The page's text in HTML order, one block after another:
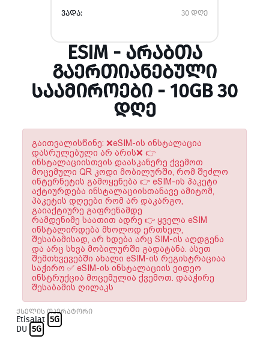
ᲕᲐᲓᲐ: 30 დღე
ESIM - ᲐᲠᲐᲑᲗᲐ
ᲒᲐᲔᲠᲗᲘᲐᲜᲔᲑᲣᲚᲘ
ᲡᲐᲐᲛᲘᲠᲝᲔᲑᲘ - 10GB 30
ᲓᲦᲔ
გაითვალისწინე: ❌eSIM-ის ინსტალაცია
დასრულებული არ არის❌ 👉
ინსტალაციისთვის დაასკანერე ქვემოთ
მოცემული QR კოდი მობილურში, რომ შეძლო
ინტერნეტის გამოყენება 👉 eSIM-ის პაკეტი
აქტიურდება ინსტალაციისთანავე ამიტომ,
პაკეტის დღეები რომ არ დაკარგო,
გაიაქტიურე გაფრენამდე
რამდენიმე საათით ადრე 👉 ყველა eSIM
ინსტალირდება მხოლოდ ერთხელ,
შესაბამისად, არ ხდება არც SIM-ის აღდგენა
და არც სხვა მობილურში გადატანა. ასეთ
შემთხვევებში ახალი eSIM-ის რეგისტრაციაა
საჭირო ✅ eSIM-ის ინსტალაციის ვიდეო
ინსტრუქცია მოცემულია ქვემოთ. დააჭირე
შესაბამის ღილაკს
ქსელის ოპერატორი
Etisalat 5G
DU 5G